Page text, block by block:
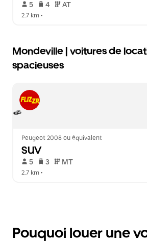
5 4 AT
2.7 km •
Mondeville | voitures de
spacieuses
Peugeot 2008 ou équivalent
SUV
5 3 MT
2.7 km •
Pouquoi louer une